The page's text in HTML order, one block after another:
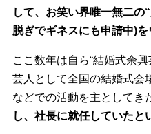
して、お笑い界唯一無二の
脱ぎでギネスにも申請中)を
ここ数年は自ら“結婚式余
芸人として全国の結婚式会
などでの活動を主としてき
し、社長に就任していたと